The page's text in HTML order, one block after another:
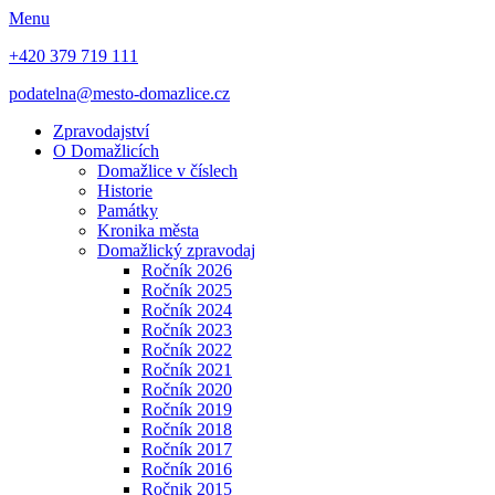
Menu
+420 379 719 111
podatelna@mesto-domazlice.cz
Zpravodajství
O Domažlicích
Domažlice v číslech
Historie
Památky
Kronika města
Domažlický zpravodaj
Ročník 2026
Ročník 2025
Ročník 2024
Ročník 2023
Ročník 2022
Ročník 2021
Ročník 2020
Ročník 2019
Ročník 2018
Ročník 2017
Ročník 2016
Ročnik 2015